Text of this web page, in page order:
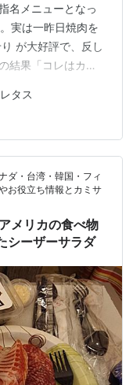
名メニューとなっ
実は一昨日焼肉を
が大好評で、反し
結果「コレはカレ
員で供出した割に
。 塩胡椒してニン
る（ように見え
圧力をかけ、その
た玉ねぎ・にんじ
タス
ダ・台湾・韓国・フィ
お役立ち情報とカミサ
メリカの食べ物
シーザーサラダ